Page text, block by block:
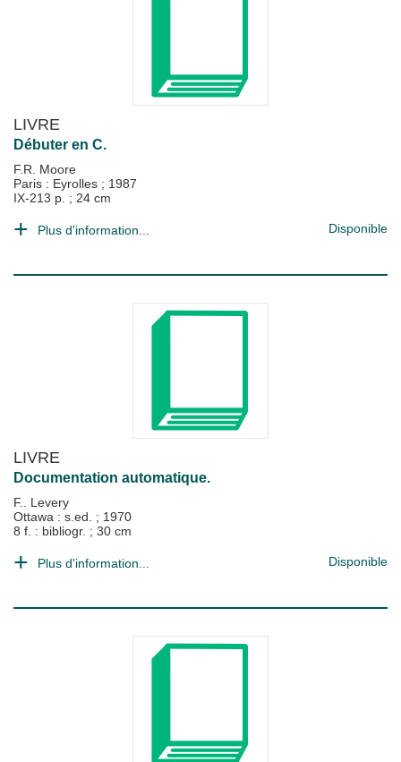
LIVRE
Débuter en C.
F.R. Moore
Paris : Eyrolles ; 1987
IX-213 p. ; 24 cm
Plus d'information... Disponible
LIVRE
Documentation automatique.
F.. Levery
Ottawa : s.ed. ; 1970
8 f. : bibliogr. ; 30 cm
Plus d'information... Disponible